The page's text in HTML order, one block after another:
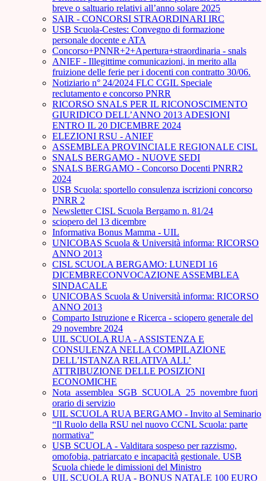
breve o saltuario relativi all’anno solare 2025
SAIR - CONCORSI STRAORDINARI IRC
USB Scuola-Cestes: Convegno di formazione
personale docente e ATA
Concorso+PNNR+2+Apertura+straordinaria - snals
ANIEF - Illegittime comunicazioni, in merito alla
fruizione delle ferie per i docenti con contratto 30/06.
Notiziario n° 24/2024 FLC CGIL Speciale
reclutamento e concorso PNRR
RICORSO SNALS PER IL RICONOSCIMENTO
GIURIDICO DELL’ANNO 2013 ADESIONI
ENTRO IL 20 DICEMBRE 2024
ELEZIONI RSU - ANIEF
ASSEMBLEA PROVINCIALE REGIONALE CISL
SNALS BERGAMO - NUOVE SEDI
SNALS BERGAMO - Concorso Docenti PNRR2
2024
USB Scuola: sportello consulenza iscrizioni concorso
PNRR 2
Newsletter CISL Scuola Bergamo n. 81/24
sciopero del 13 dicembre
Informativa Bonus Mamma - UIL
UNICOBAS Scuola & Università informa: RICORSO
ANNO 2013
CISL SCUOLA BERGAMO: LUNEDI 16
DICEMBRECONVOCAZIONE ASSEMBLEA
SINDACALE
UNICOBAS Scuola & Università informa: RICORSO
ANNO 2013
Comparto Istruzione e Ricerca - sciopero generale del
29 novembre 2024
UIL SCUOLA RUA - ASSISTENZA E
CONSULENZA NELLA COMPILAZIONE
DELL’ISTANZA RELATIVA ALL’
ATTRIBUZIONE DELLE POSIZIONI
ECONOMICHE
Nota_assemblea_SGB_SCUOLA_25_novembre fuori
orario di servizio
UIL SCUOLA RUA BERGAMO - Invito al Seminario
“Il Ruolo della RSU nel nuovo CCNL Scuola: parte
normativa”
USB SCUOLA - Valditara sospeso per razzismo,
omofobia, patriarcato e incapacità gestionale. USB
Scuola chiede le dimissioni del Ministro
UIL SCUOLA RUA - BONUS NATALE 100 EURO